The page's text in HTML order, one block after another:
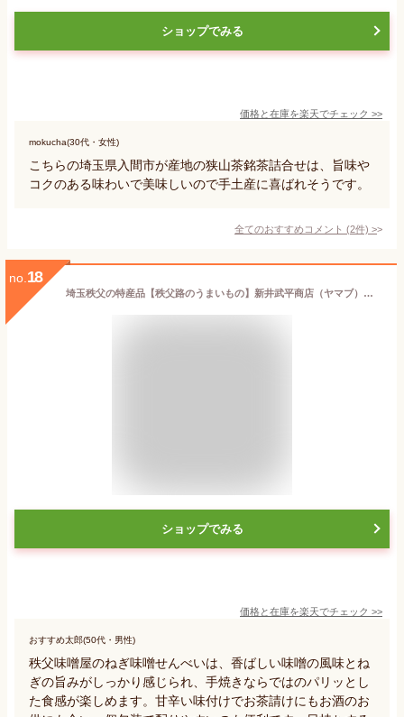
ショップでみる
価格と在庫を楽天でチェック >>
mokucha(30代・女性)
こちらの埼玉県入間市が産地の狭山茶銘茶詰合せは、旨味や
コクのある味わいで美味しいので手土産に喜ばれそうです。
全てのおすすめコメント (2件) >
no. 18
埼玉秩父の特産品【秩父路のうまいもの】新井武平商店（ヤマブ）謹製 秩父味噌屋のねぎ味噌せんべい1袋（5枚入り）みそ屋の手焼き味噌 父の日 母の日 お土産 おすすめギフト [ お祝い返し 母の日 父の日 ] 【秩父物産】帰省【冷蔵クール便同梱可】
ショップでみる
価格と在庫を楽天でチェック >>
おすすめ太郎(50代・男性)
秩父味噌屋のねぎ味噌せんべいは、香ばしい味噌の風味とね
ぎの旨みがしっかり感じられ、手焼きならではのパリッとし
た食感が楽しめます。甘辛い味付けでお茶請けにもお酒のお